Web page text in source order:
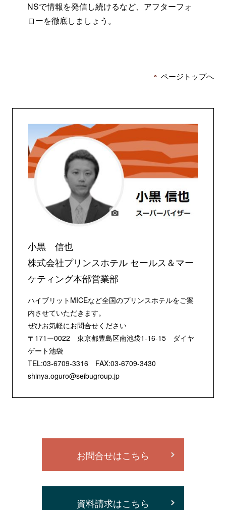
NSで情報を発信し続けるなど、アフターフォ
ローを徹底しましょう。
ページトップへ
小黒 信也
株式会社プリンスホテル セールス＆マー
ケティング本部営業部
ハイブリットMICEなど全国のプリンスホテルをご案
内させていただきます。
ぜひお気軽にお問合せください
〒171ー0022 東京都豊島区南池袋1-16-15 ダイヤ
ゲート池袋
TEL:03-6709-3316 FAX:03-6709-3430
shinya.oguro@seibugroup.jp
お問合せはこちら
資料請求はこちら